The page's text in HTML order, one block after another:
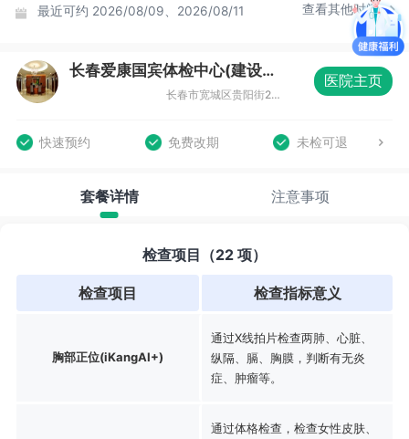
最近可约 2026/08/09、2026/08/11 查看其他时间
长春爱康国宾体检中心(建设分院)
长春市宽城区贵阳街287号建设大厦3层302-312室
医院主页
快速预约 免费改期 未检可退
套餐详情 注意事项
检查项目（22 项）
检查项目 检查指标意义
胸部正位(iKangAI+)
通过X线拍片检查两肺、心脏、
纵隔、膈、胸膜，判断有无炎
症、肿瘤等。
通过体格检查，检查女性皮肤、